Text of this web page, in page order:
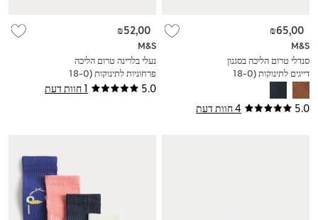
5.0 4 חוות דעת
M&S
סנדלי טרום הליכה בסגנון
דייגים לתינוקות (0-‏18
חודשים)
₪65,00
5.0 1 חוות דעת
M&S
נעלי בלרינה טרום הליכה
פרחוניות לתינוקות (0‏-18
חודשים)
₪52,00